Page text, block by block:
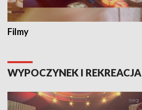
Filmy
WYPOCZYNEK I REKREACJA